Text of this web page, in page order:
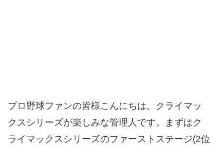
プロ野球ファンの皆様こんにちは。クライマッ
クスシリーズが楽しみな管理人です。まずはク
ライマックスシリーズのファーストステージ(2位